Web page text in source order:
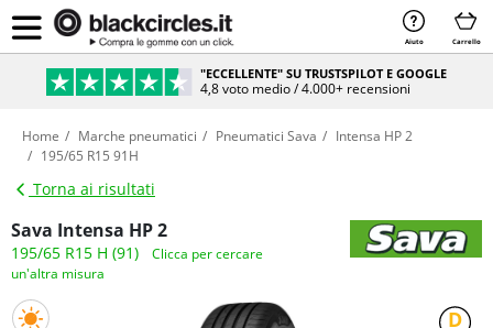
Aiuto Carrello
"ECCELLENTE" SU TRUSTSPILOT E GOOGLE
4,8 voto medio / 4.000+ recensioni
Home Marche pneumatici Pneumatici Sava
Intensa HP 2
195/65 R15 91H
Torna ai risultati
Sava Intensa HP 2
195/65 R15 H (91)
Clicca per cercare
un'altra misura
D